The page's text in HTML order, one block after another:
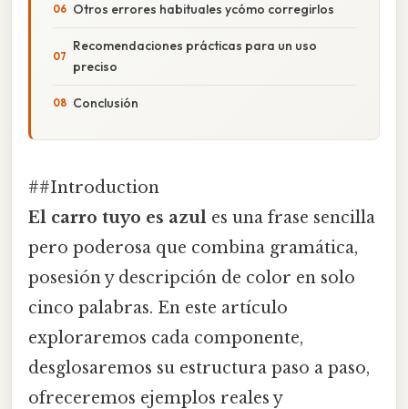
Otros errores habituales ycómo corregirlos
Recomendaciones prácticas para un uso
preciso
Conclusión
##Introduction
El carro tuyo es azul es una frase sencilla
pero poderosa que combina gramática,
posesión y descripción de color en solo
cinco palabras. En este artículo
exploraremos cada componente,
desglosaremos su estructura paso a paso,
ofreceremos ejemplos reales y